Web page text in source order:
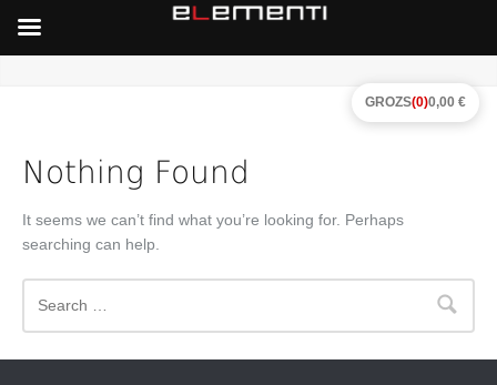
Nothing Found
It seems we can’t find what you’re looking for. Perhaps
searching can help.
GROZS(0)0,00 €